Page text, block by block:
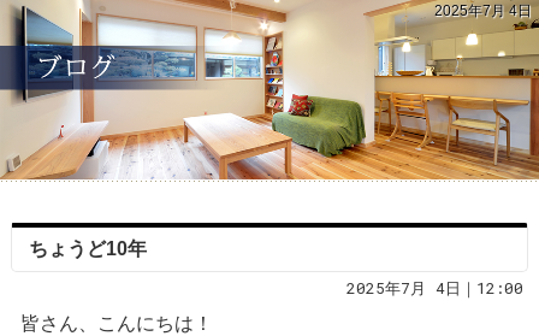
2025年7月 4日
ちょうど10年
2025年7月 4日｜12:00
皆さん、こんにちは！